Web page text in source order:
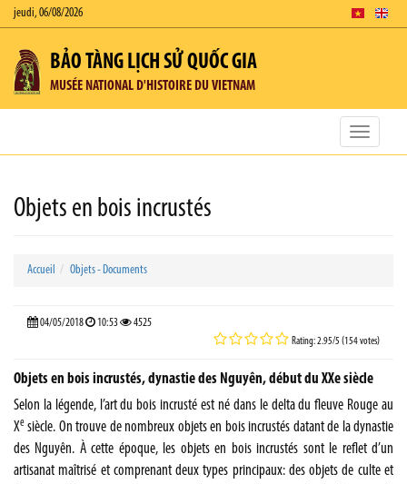
jeudi, 06/08/2026
BẢO TÀNG LỊCH SỬ QUỐC GIA
MUSÉE NATIONAL D'HISTOIRE DU VIETNAM
Toggle
Objets en bois incrustés
Accueil Objets - Documents
04/05/2018 10:53 4525
Rating: 2.95/5 (154 votes)
Objets en bois incrustés, dynastie des Nguyên, début du XXe siècle
Selon la légende, l’art du bois incrusté est né dans le delta du fleuve Rouge au
Xe siècle. On trouve de nombreux objets en bois incrustés datant de la dynastie
des Nguyên. À cette époque, les objets en bois incrustés sont le reflet d’un
artisanat maîtrisé et comprenant deux types principaux: des objets de culte et